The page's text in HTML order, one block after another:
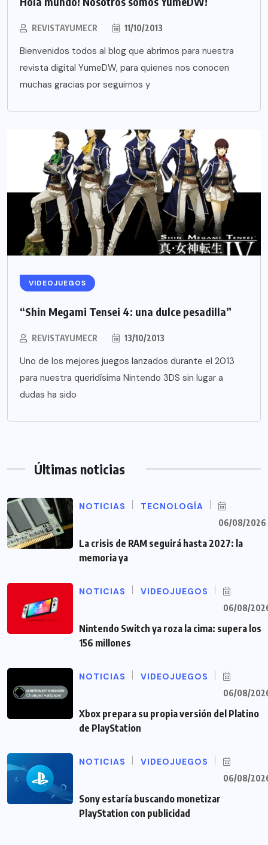
REVISTAYUMECR 11/10/2013
Bienvenidos todos al blog que abrimos para nuestra
revista digital YumeDW, para quienes nos conocen
muchas gracias por seguirnos y
VIDEOJUEGOS
“Shin Megami Tensei 4: una dulce pesadilla”
REVISTAYUMECR 13/10/2013
Uno de los mejores juegos lanzados durante el 2013
para nuestra queridísima Nintendo 3DS sin lugar a
dudas ha sido
Últimas noticias
NOTICIAS TECNOLOGÍA
06/08/2026
La crisis de RAM seguirá hasta 2027: la
memoria ya
NOTICIAS VIDEOJUEGOS
06/08/
Nintendo Switch ya roza la cima: supera los
156 millones
NOTICIAS VIDEOJUEGOS
06/08/
Xbox prepara su propia versión del Platino
de PlayStation
NOTICIAS VIDEOJUEGOS
06/08/
Sony estaría buscando monetizar
PlayStation con publicidad